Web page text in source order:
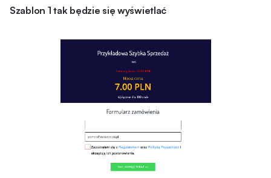
Szablon 1 tak będzie się wyświetlać